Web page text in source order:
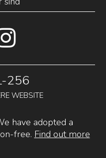
256
WEBSITE
have adopted a
free. Find out more